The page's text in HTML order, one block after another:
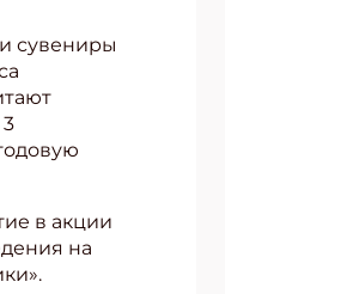
сувениры
в акции
на